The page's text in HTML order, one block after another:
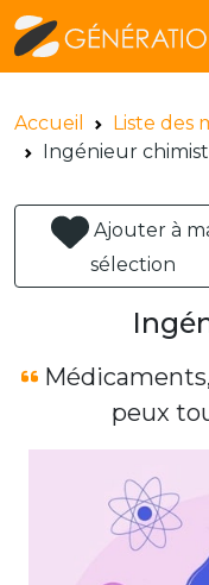
Accueil Liste des
Ingénieur
Ajouter à
sélection
peux